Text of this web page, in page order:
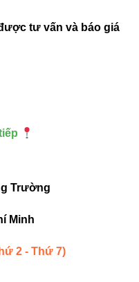
trần, tăng tính hiện đại
tư vấn và báo giá
Trường
Minh
2 - Thứ 7)